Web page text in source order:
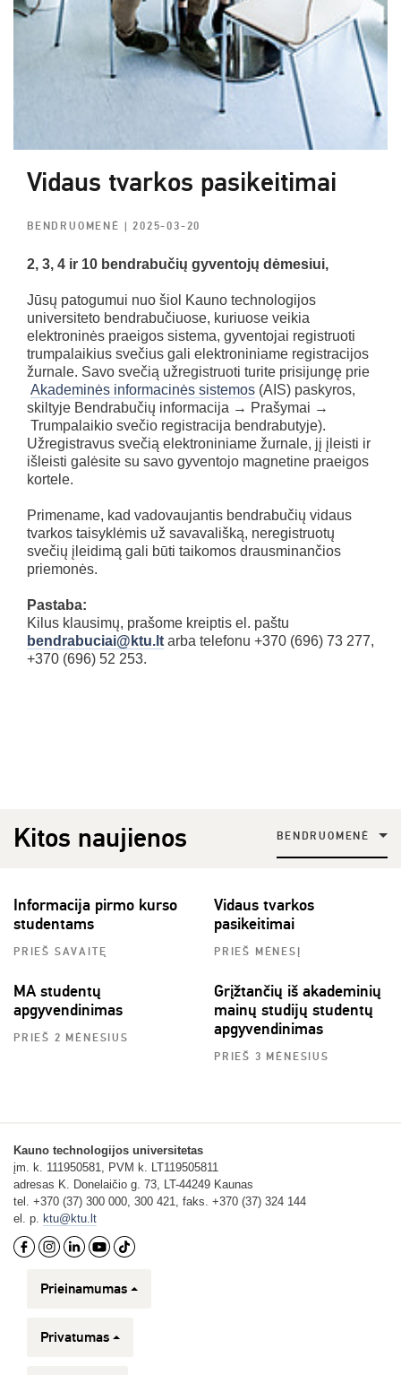
Vidaus tvarkos pasikeitimai
BENDRUOMENĖ | 2025-03-20
2, 3, 4 ir 10 bendrabučių gyventojų dėmesiui,
Jūsų patogumui nuo šiol Kauno technologijos
universiteto bendrabučiuose, kuriuose veikia
elektroninės praeigos sistema, gyventojai registruoti
trumpalaikius svečius gali elektroniniame registracijos
žurnale. Savo svečią užregistruoti turite prisijungę prie
Akademinės informacinės sistemos (AIS) paskyros,
skiltyje Bendrabučių informacija → Prašymai →
Trumpalaikio svečio registracija bendrabutyje).
Užregistravus svečią elektroniniame žurnale, jį įleisti ir
išleisti galėsite su savo gyventojo magnetine praeigos
kortele.
Primename, kad vadovaujantis bendrabučių vidaus
tvarkos taisyklėmis už savavališką, neregistruotų
svečių įleidimą gali būti taikomos drausminančios
priemonės.
Pastaba:
Kilus klausimų, prašome kreiptis el. paštu
bendrabuciai@ktu.lt arba telefonu +370 (696) 73 277,
+370 (696) 52 253.
Kitos naujienos BENDRUOMENĖ
Informacija pirmo kurso
studentams
PRIEŠ SAVAITĘ
Vidaus tvarkos
pasikeitimai
PRIEŠ MĖNESĮ
MA studentų
apgyvendinimas
PRIEŠ 2 MĖNESIUS
Grįžtančių iš akademinių
mainų studijų studentų
apgyvendinimas
PRIEŠ 3 MĖNESIUS
Kauno technologijos universitetas
įm. k. 111950581, PVM k. LT119505811
adresas K. Donelaičio g. 73, LT-44249 Kaunas
tel. +370 (37) 300 000, 300 421, faks. +370 (37) 324 144
el. p. ktu@ktu.lt
Prieinamumas
Privatumas